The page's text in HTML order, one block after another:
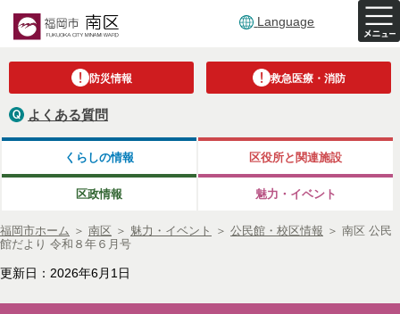
Language
防災情報 救急医療・消防
よくある質問
くらしの情報 区役所と関連施設
区政情報 魅力・イベント
福岡市ホーム ＞ 南区 ＞ 魅力・イベント ＞ 公民館・校区情報 ＞ 南区 公民
館だより 令和８年６月号
更新日：2026年6月1日